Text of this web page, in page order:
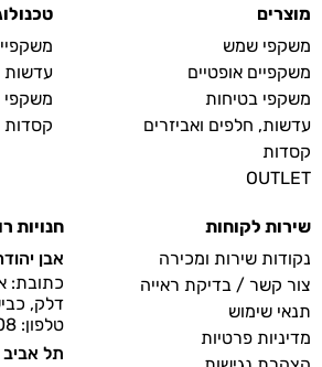
מוצרים
משקפי שמש
משקפיים אופטיים
משקפי בטיחות
עדשות, חלפים ואביזרים
קסדות
OUTLET
עדשות
משקפי
קסדות
שירות לקוחות
נקודות שירות ומכירה
צור קשר / בדיקת ראייה
תנאי שימוש
מדיניות פרטיות
חנויות
אבן
כתובת:
דלק, כביש
טלפון: 09-9785708
תל אביב